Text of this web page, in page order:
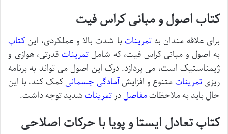
کتاب اصول و مبانی کراس فیت
برای علاقه مندان بهتمرینات با شدت بالا و عملکردی، این کتاب
به اصول و مبانی کراس فیت، که شاملتمرینات قدرتی، هوازی و
ژیمناستیک است، می پردازد. درک این اصول می تواند به برنامه
ریزیتمریناتمتنوع و افزایشآمادگی جسمانیکمک کند، با این
حال باید به ملاحظاتمفاصلدر تمریناتشدید توجه داشت.
کتاب تعادل ایستا و پویا با حرکات اصلاحی